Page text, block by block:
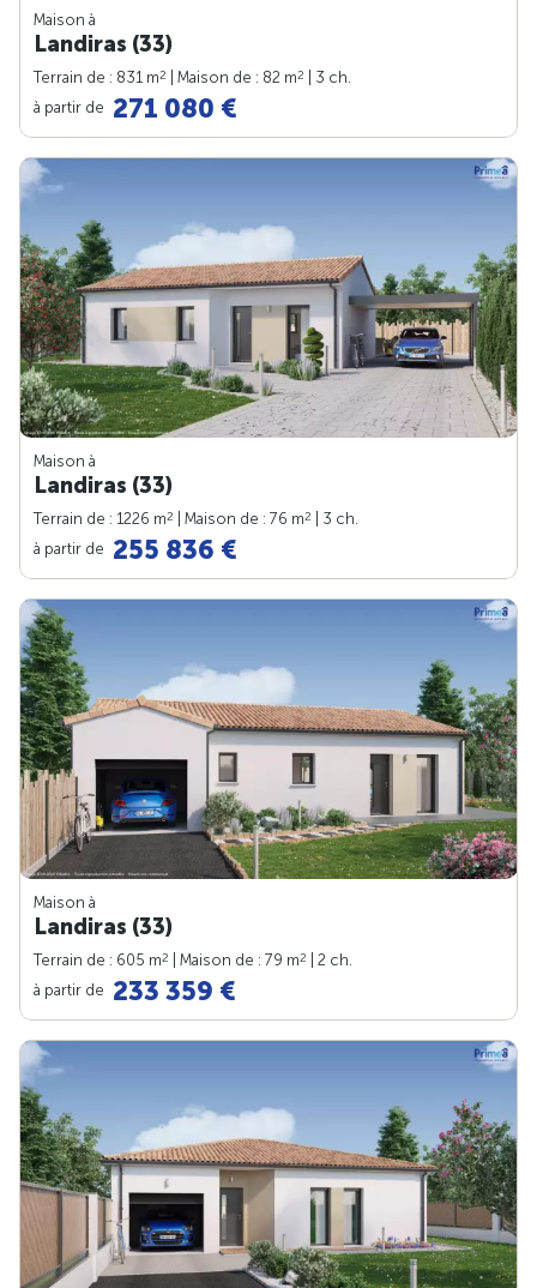
Maison à
Landiras (33)
Terrain de : 831 m2 | Maison de : 82 m2
| 3 ch.
à partir de 271 080 €
Maison à
Landiras (33)
Terrain de : 1226 m2 | Maison de : 76 m2
| 3 ch.
à partir de 255 836 €
Maison à
Landiras (33)
Terrain de : 605 m2 | Maison de : 79 m2
| 2 ch.
à partir de 233 359 €